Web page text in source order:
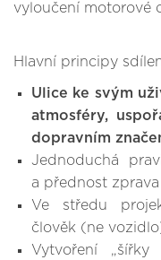
vyloučení motorové
Hlavní principy
Ulice ke svým
atmosféry,
dopravním
Jednoduchá
a přednost
Ve středu
člověk (ne
Vytvoření